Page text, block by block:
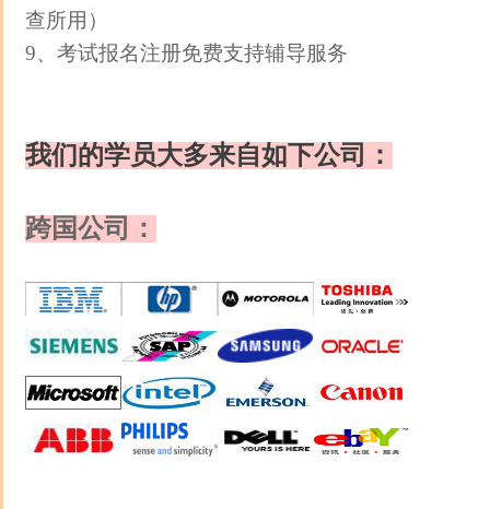
查所用）
9、考试报名注册免费支持辅导服务
我们的学员大多来自如下公司：
跨国公司：